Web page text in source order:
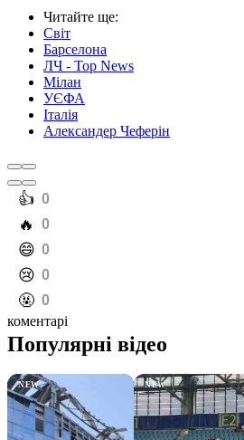
Читайте ще:
Світ
Барселона
ЛЧ - Top News
Мілан
УЄФА
Італія
Александер Чеферін
️👍 0
️🔥 0
️😄 0
️😢 0
️🤬 0
коментарі